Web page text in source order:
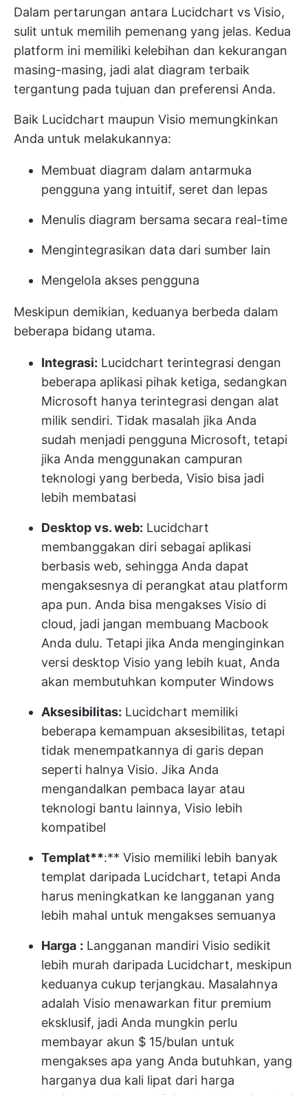
Dalam pertarungan antara Lucidchart vs Visio,
sulit untuk memilih pemenang yang jelas. Kedua
platform ini memiliki kelebihan dan kekurangan
masing-masing, jadi alat diagram terbaik
tergantung pada tujuan dan preferensi Anda.
Baik Lucidchart maupun Visio memungkinkan
Anda untuk melakukannya:
Membuat diagram dalam antarmuka
pengguna yang intuitif, seret dan lepas
Menulis diagram bersama secara real-time
Mengintegrasikan data dari sumber lain
Mengelola akses pengguna
Meskipun demikian, keduanya berbeda dalam
beberapa bidang utama.
Integrasi: Lucidchart terintegrasi dengan
beberapa aplikasi pihak ketiga, sedangkan
Microsoft hanya terintegrasi dengan alat
milik sendiri. Tidak masalah jika Anda
sudah menjadi pengguna Microsoft, tetapi
jika Anda menggunakan campuran
teknologi yang berbeda, Visio bisa jadi
lebih membatasi
Desktop vs. web: Lucidchart
membanggakan diri sebagai aplikasi
berbasis web, sehingga Anda dapat
mengaksesnya di perangkat atau platform
apa pun. Anda bisa mengakses Visio di
cloud, jadi jangan membuang Macbook
Anda dulu. Tetapi jika Anda menginginkan
versi desktop Visio yang lebih kuat, Anda
akan membutuhkan komputer Windows
Aksesibilitas: Lucidchart memiliki
beberapa kemampuan aksesibilitas, tetapi
tidak menempatkannya di garis depan
seperti halnya Visio. Jika Anda
mengandalkan pembaca layar atau
teknologi bantu lainnya, Visio lebih
kompatibel
Templat**:** Visio memiliki lebih banyak
templat daripada Lucidchart, tetapi Anda
harus meningkatkan ke langganan yang
lebih mahal untuk mengakses semuanya
Harga : Langganan mandiri Visio sedikit
lebih murah daripada Lucidchart, meskipun
keduanya cukup terjangkau. Masalahnya
adalah Visio menawarkan fitur premium
eksklusif, jadi Anda mungkin perlu
membayar akun $ 15/bulan untuk
mengakses apa yang Anda butuhkan, yang
harganya dua kali lipat dari harga